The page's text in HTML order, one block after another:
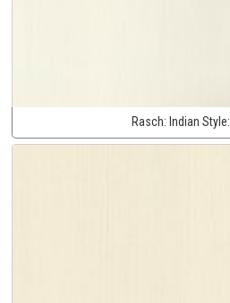
Rasch: Indian Style: